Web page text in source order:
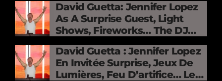
David Guetta: Jennifer Lopez
As A Surprise Guest, Light
Shows, Fireworks… The DJ
Electrifies The Stade De
France
David Guetta : Jennifer Lopez
En Invitée Surprise, Jeux De
Lumières, Feu D’artifice… Le